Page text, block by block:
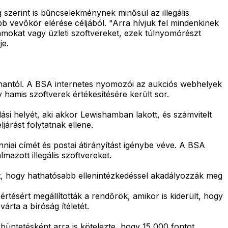
is bűncselekménynek minősül az illegális
vevőkör elérése céljából. "Arra hívjuk fel mindenkinek
vagy üzleti szoftvereket, ezek túlnyomórészt
A BSA internetes nyomozói az aukciós webhelyek
szoftverek értékesítésére került sor.
helyét, aki akkor Lewishamban lakott, és számvitelt
folytatnak ellene.
címét és postai átirányítást igénybe véve. A BSA
illegális szoftvereket.
hathatósabb ellenintézkedéssel akadályozzák meg
megállították a rendőrök, amikor is kiderült, hogy
a bíróság ítéletét.